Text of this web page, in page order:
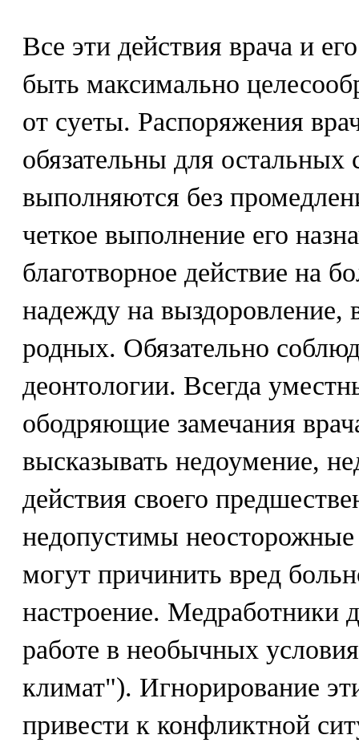
Все эти действия врача и
быть максимально
от суеты. Распоряжения
обязательны для остальных
выполняются без
четкое выполнение его
благотворное действие на
надежду на выздоровление,
родных. Обязательно
деонтологии. Всегда
ободряющие замечания
высказывать недоумение,
действия своего
недопустимы неосторожные
могут причинить вред
настроение. Медработники
работе в необычных
климат"). Игнорирование
привести к конфликтной